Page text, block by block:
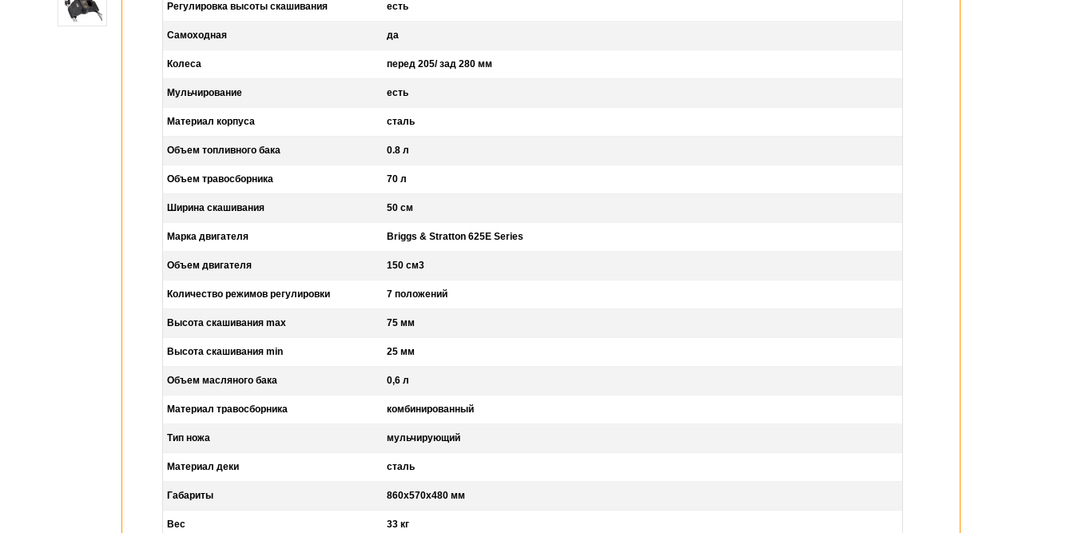
Регулировка высоты скашивания есть
Самоходная да
Колеса перед 205/ зад 280 мм
Мульчирование есть
Материал корпуса сталь
Объем топливного бака 0.8 л
Объем травосборника 70 л
Ширина скашивания 50 см
Марка двигателя Briggs & Stratton 625E Series
Объем двигателя 150 см3
Количество режимов регулировки 7 положений
Высота скашивания max 75 мм
Высота скашивания min 25 мм
Объем масляного бака 0,6 л
Материал травосборника комбинированный
Тип ножа мульчирующий
Материал деки сталь
Габариты 860х570х480 мм
Вес 33 кг